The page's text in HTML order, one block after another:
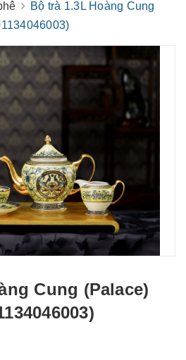
Bộ trà 1.3L Hoàng Cung
Cung (Palace)